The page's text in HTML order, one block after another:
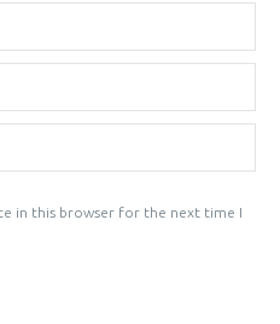
in this browser for the next time I